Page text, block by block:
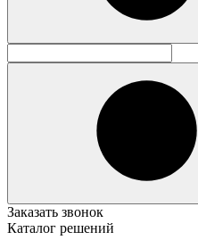
Заказать звонок
Каталог решений